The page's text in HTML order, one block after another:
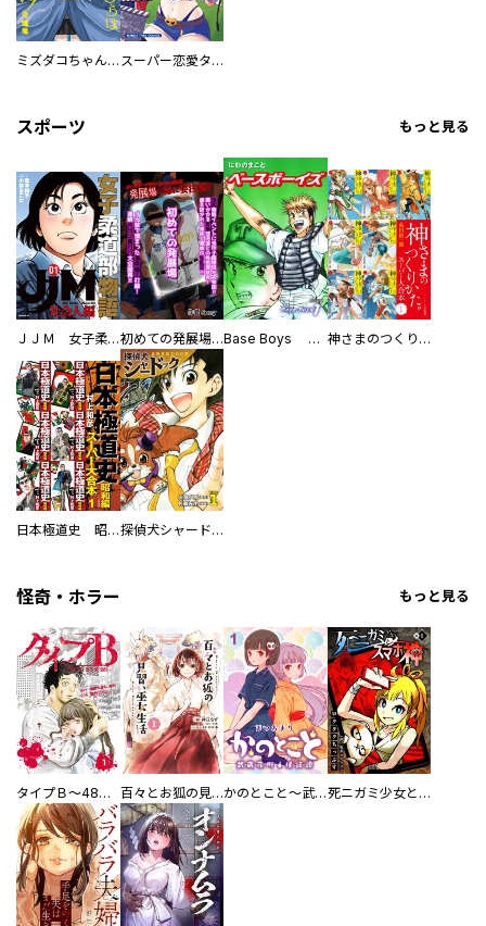
ミズダコちゃんからは逃げられない！ スーパー恋愛タイム！～現場でドＳな彼女は自宅でデレる～
スポーツ もっと見る
ＪＪＭ 女子柔道部物語 社会人編 初めての発展場 【白抜き修正版】 Base Boys 新装版 神さまのつくりかた。スーパー大合本
日本極道史 昭和編 スーパー大合本 探偵犬シャードック（新装版）
怪奇・ホラー もっと見る
タイプＢ～48時間後、致死率100％～【単話】 百々とお狐の見習い巫女生活【単行本版】 かのとこと～武蔵花町怪話譚～ 【連載版】 死ニガミ少女とスマホ神